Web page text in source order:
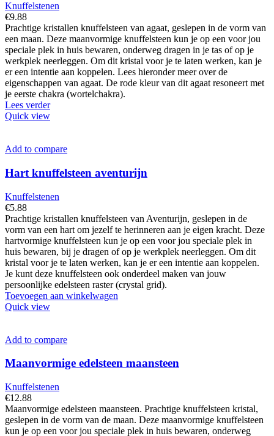
Knuffelstenen
€9.88
Prachtige kristallen knuffelsteen van agaat, geslepen in de vorm van
een maan. Deze maanvormige knuffelsteen kun je op een voor jou
speciale plek in huis bewaren, onderweg dragen in je tas of op je
werkplek neerleggen. Om dit kristal voor je te laten werken, kan je
er een intentie aan koppelen. Lees hieronder meer over de
eigenschappen van agaat. De rode kleur van dit agaat resoneert met
je eerste chakra (wortelchakra).
Lees verder
Quick view
Add to compare
Hart knuffelsteen aventurijn
Knuffelstenen
€5.88
Prachtige kristallen knuffelsteen van Aventurijn, geslepen in de
vorm van een hart om jezelf te herinneren aan je eigen kracht. Deze
hartvormige knuffelsteen kun je op een voor jou speciale plek in
huis bewaren, bij je dragen of op je werkplek neerleggen. Om dit
kristal voor je te laten werken, kan je er een intentie aan koppelen.
Je kunt deze knuffelsteen ook onderdeel maken van jouw
persoonlijke edelsteen raster (crystal grid).
Toevoegen aan winkelwagen
Quick view
Add to compare
Maanvormige edelsteen maansteen
Knuffelstenen
€12.88
Maanvormige edelsteen maansteen. Prachtige knuffelsteen kristal,
geslepen in de vorm van de maan. Deze maanvormige knuffelsteen
kun je op een voor jou speciale plek in huis bewaren, onderweg